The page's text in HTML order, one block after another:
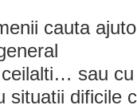
cauta
ceilalti… sau
dificile